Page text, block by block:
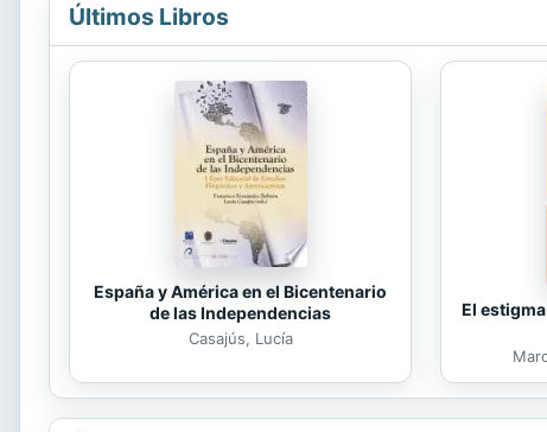
Últimos Libros
España y América en el Bicentenario
de las Independencias
Casajús, Lucía
El